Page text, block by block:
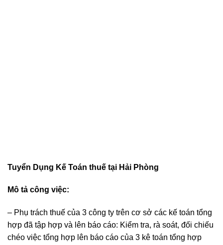
Tuyển Dụng Kế Toán thuế tại Hải Phòng
Mô tả công việc:
– Phụ trách thuế của 3 công ty trên cơ sở các kế toán tổng
hợp đã tập hợp và lên báo cáo: Kiểm tra, rà soát, đối chiếu
chéo việc tổng hợp lên báo cáo của 3 kê toán tổng hợp